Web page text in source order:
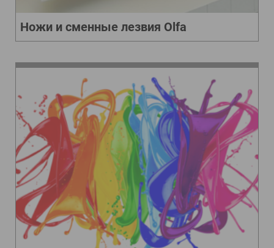
Ножи и сменные лезвия Olfa